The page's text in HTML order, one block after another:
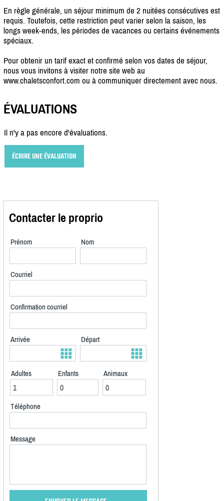
En règle générale, un séjour minimum de 2 nuitées consécutives est
requis. Toutefois, cette restriction peut varier selon la saison, les
longs week-ends, les périodes de vacances ou certains événements
spéciaux.
Pour obtenir un tarif exact et confirmé selon vos dates de séjour,
nous vous invitons à visiter notre site web au
www.chaletsconfort.com ou à communiquer directement avec nous.
ÉVALUATIONS
Il n'y a pas encore d'évaluations.
ÉCRIRE UNE ÉVALUATION
Contacter le proprio
Prénom Nom
Courriel
Confirmation courriel
Arrivée Départ
Adultes Enfants Animaux
Téléphone
Message